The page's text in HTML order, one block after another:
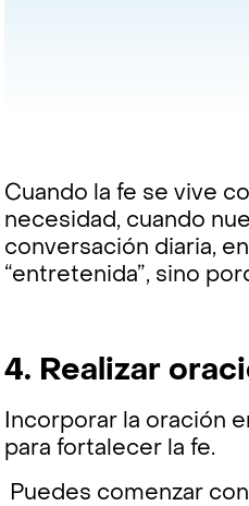
Cuando la fe se vive
necesidad, cuando
conversación diaria,
“entretenida”, sino
4. Realizar
Incorporar la oración
para fortalecer la fe.
Puedes comenzar